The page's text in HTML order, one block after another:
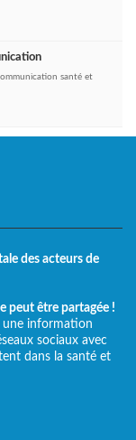
santé et
des acteurs de
peut être partagée !
une information
sociaux avec
dans la santé et